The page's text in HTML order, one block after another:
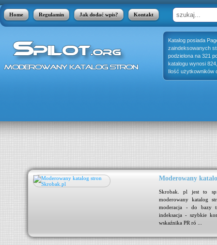
Home Regulamin Jak dodać wpis? Kontakt
Katalog posiada
zaindeksowanych
podzielona na 321
katalogu wynosi
Ilość użytkowników
Moderowany
Skrobak. pl jest to
moderowany katalog
moderacja - do bazy
indeksacja - szybkie
wskaźnika PR ró ...